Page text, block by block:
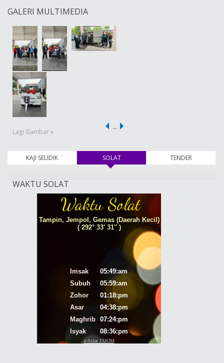
GALERI MULTIMEDIA
Lagi Gambar »
…
KAJI SELIDIK SOLAT(tab aktif) TENDER
WAKTU SOLAT